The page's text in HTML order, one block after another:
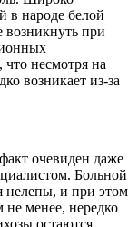
в народе белой
возникнуть при
что несмотря на
возникает из-за
очевиден даже
Больной
нелепы, и при этом
не менее, нередко